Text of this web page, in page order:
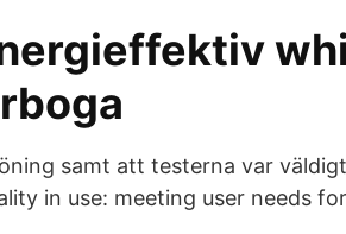
samt att testerna var
in use: meeting user needs